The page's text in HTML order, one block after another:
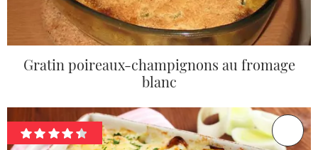
Gratin poireaux-champignons au fromage
blanc